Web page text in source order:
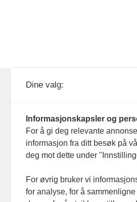
093 182
Dine valg:
Informasjonskapsler og
For å gi deg relevante
informasjon fra ditt besøk på
deg mot dette under
For øvrig bruker vi
for analyse, for å